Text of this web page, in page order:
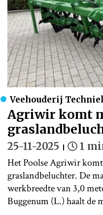
Veehouderij
Agriwir komt
25-11-2025 1
Het Poolse Agriwir
graslandbeluchter. De
werkbreedte van 3,0
Buggenum (L.) haalt de